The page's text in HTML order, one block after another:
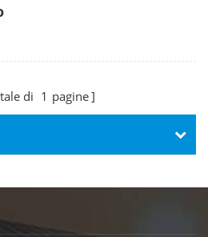
di 1 pagine